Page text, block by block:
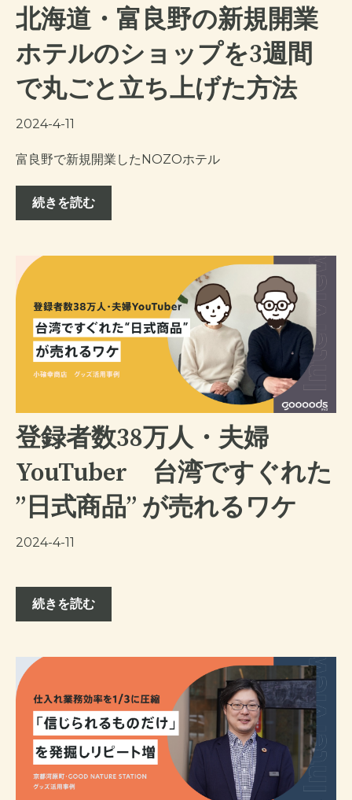
北海道・富良野の新規開業
ホテルのショップを3週間
で丸ごと立ち上げた方法
2024-4-11
富良野で新規開業したNOZOホテル
続きを読む
登録者数38万人・夫婦
YouTuber 台湾ですぐれた
”日式商品” が売れるワケ
2024-4-11
続きを読む